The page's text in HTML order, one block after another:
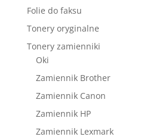
Folie do faksu
Tonery oryginalne
Tonery zamienniki
Oki
Zamiennik Brother
Zamiennik Canon
Zamiennik HP
Zamiennik Lexmark